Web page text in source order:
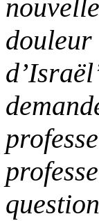
douleur
question